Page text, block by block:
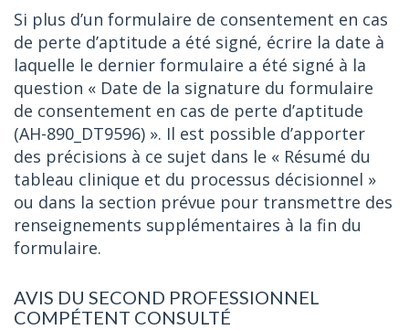
Si plus d’un formulaire de consentement en cas
de perte d’aptitude a été signé, écrire la date à
laquelle le dernier formulaire a été signé à la
question « Date de la signature du formulaire
de consentement en cas de perte d’aptitude
(AH-890_DT9596) ». Il est possible d’apporter
des précisions à ce sujet dans le « Résumé du
tableau clinique et du processus décisionnel »
ou dans la section prévue pour transmettre des
renseignements supplémentaires à la fin du
formulaire.
AVIS DU SECOND PROFESSIONNEL
COMPÉTENT CONSULTÉ